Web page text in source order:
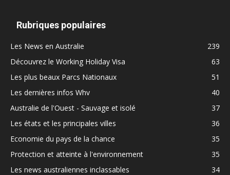
Rubriques populaires
Les News en Australie
239
Découvrez le Working Holiday Visa
63
Les plus beaux Parcs Nationaux
51
Les dernières infos Whv
40
Australie de l'Ouest - Sauvage et isolé
37
Les états et les principales villes
36
Economie du pays de la chance
35
Protection et atteinte à l'environnement
35
Les news australiennes inclassables
34